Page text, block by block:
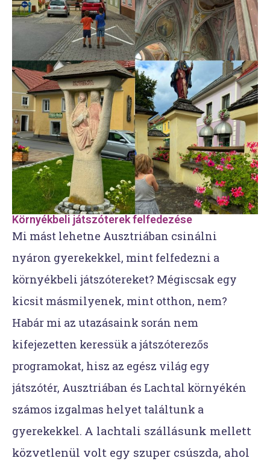
Környékbeli játszóterek felfedezése
Mi mást lehetne Ausztriában csinálni
nyáron gyerekekkel, mint felfedezni a
környékbeli játszótereket? Mégiscsak egy
kicsit másmilyenek, mint otthon, nem?
Habár mi az utazásaink során nem
kifejezetten keressük a játszóterezős
programokat, hisz az egész világ egy
játszótér, Ausztriában és Lachtal környékén
számos izgalmas helyet találtunk a
gyerekekkel. A lachtali szállásunk mellett
közvetlenül volt egy szuper csúszda, ahol